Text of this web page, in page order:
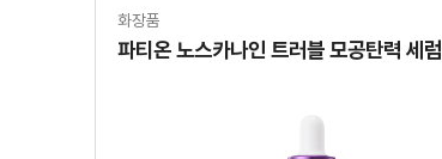
화장품
파티온 노스카나인 트러블 모공탄력 세럼